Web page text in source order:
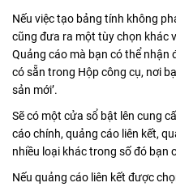
Nếu việc tạo bảng tính không
cũng đưa ra một tùy chọn khác
Quảng cáo mà bạn có thể nhận
có sẵn trong Hộp công cụ, nơi
sản mới’.
Sẽ có một cửa sổ bật lên cung
cáo chính, quảng cáo liên kết,
nhiều loại khác trong số đó bạn
Nếu quảng cáo liên kết được